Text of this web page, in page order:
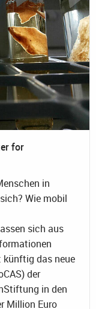
for
in
Wie mobil
sich aus
künftig das neue
der
in den
Million Euro